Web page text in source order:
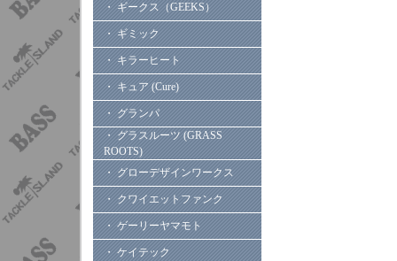
・ ギークス（GEEKS）
・ ギミック
・ キラーヒート
・ キュア (Cure)
・ グランパ
・ グラスルーツ (GRASS
ROOTS)
・ グローデザインワークス
・ クワイエットファンク
・ ゲーリーヤマモト
・ ケイテック